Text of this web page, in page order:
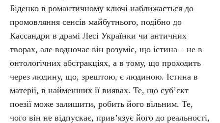
Біденко в романтичному ключі наближається до
промовляння сенсів майбутнього, подібно до
Кассандри в драмі Лесі Українки чи античних
творах, але водночас він розуміє, що істина – не в
онтологічних абстракціях, а в тому, що проходить
через людину, що, зрештою, є людиною. Істина в
матерії, в найменших її виявах. Те, що суб’єкт
поезії може залишити, робить його вільним. Те,
чого він не відпускає, прив’язує його до реальності,